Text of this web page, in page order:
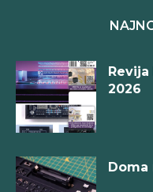
Revija
2026